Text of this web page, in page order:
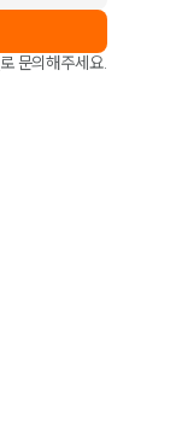
로 문의해주세요.